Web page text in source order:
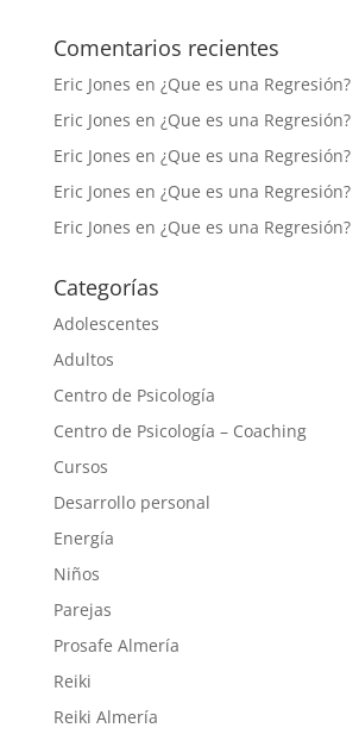
Comentarios recientes
Eric Jones en ¿Que es una Regresión?
Eric Jones en ¿Que es una Regresión?
Eric Jones en ¿Que es una Regresión?
Eric Jones en ¿Que es una Regresión?
Eric Jones en ¿Que es una Regresión?
Categorías
Adolescentes
Adultos
Centro de Psicología
Centro de Psicología – Coaching
Cursos
Desarrollo personal
Energía
Niños
Parejas
Prosafe Almería
Reiki
Reiki Almería